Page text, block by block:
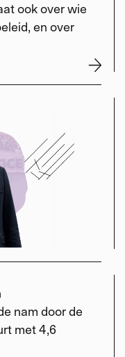
ook over wie
en over
nam door de
met 4,6